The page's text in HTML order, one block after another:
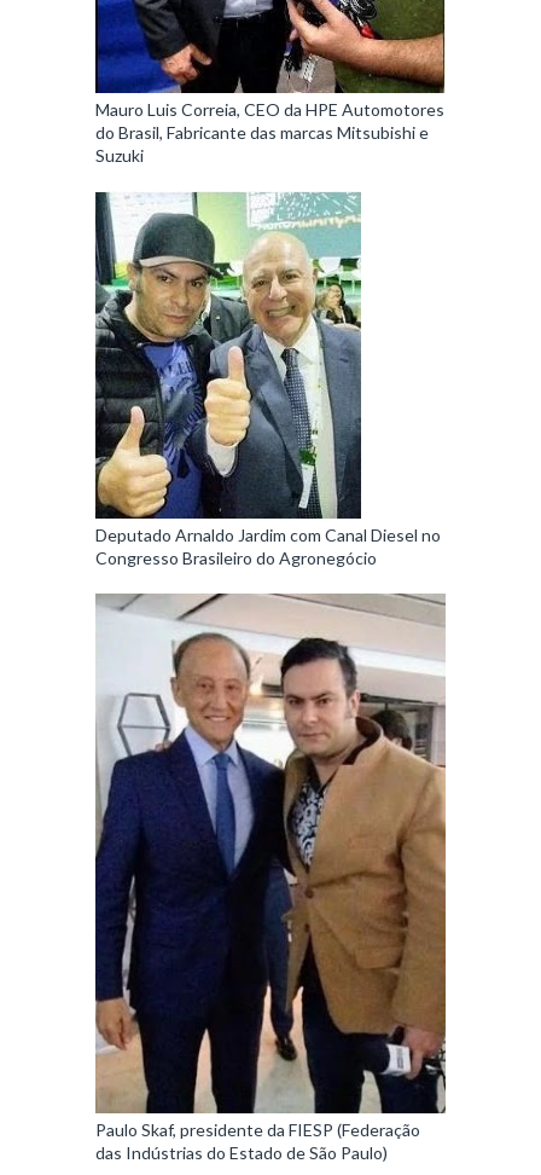
Mauro Luis Correia, CEO da HPE Automotores
do Brasil, Fabricante das marcas Mitsubishi e
Suzuki
Deputado Arnaldo Jardim com Canal Diesel no
Congresso Brasileiro do Agronegócio
Paulo Skaf, presidente da FIESP (Federação
das Indústrias do Estado de São Paulo)